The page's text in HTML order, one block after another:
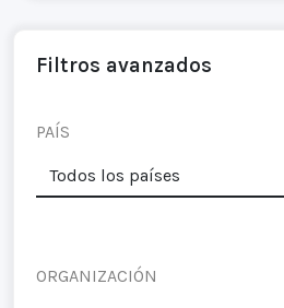
Filtros avanzados
PAÍS
ORGANIZACIÓN